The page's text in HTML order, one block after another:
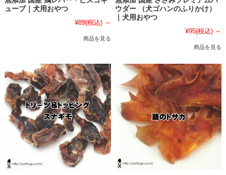
ューブ｜犬用おやつ
¥89(税込) ～
商品を見る
ウダー （犬ゴハンのふりかけ）
｜犬用おやつ
¥95(税込) ～
商品を見る